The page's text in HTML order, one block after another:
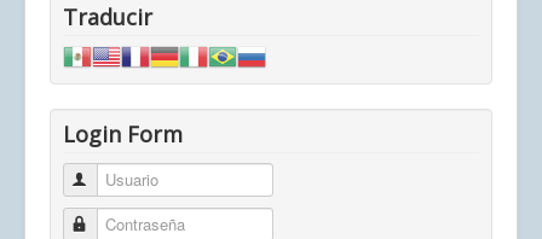
Traducir
Login Form
Usuario
Contraseña